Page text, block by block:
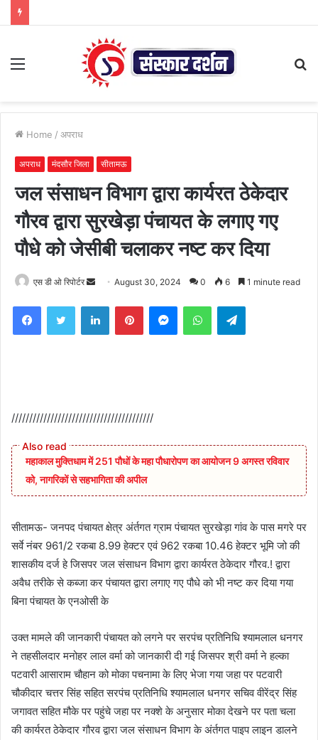
Menu
Home / अपराध
अपराध मंदसौर जिला सीतामऊ
जल संसाधन विभाग द्वारा कार्यरत ठेकेदार
गौरव द्वारा सुरखेड़ा पंचायत के लगाए गए
पौधे को जेसीबी चलाकर नष्ट कर दिया
एस डी ओ रिपोर्टर
Send August 30, 2024 0 6 1 minute read
FacebookTwitter LinkedInPinterestMessengerWhatsAppTelegram
////////////////////////////////////////
महाकाल मुक्तिधाम में 251 पौधों के महा पौधारोपण का आयोजन 9 अगस्त रविवार
को, नागरिकों से सहभागिता की अपील
सीतामऊ- जनपद पंचायत क्षेत्र अंर्तगत ग्राम पंचायत सुरखेड़ा गांव के पास मगरे पर
सर्वे नंबर 961/2 रकबा 8.99 हेक्टर एवं 962 रकबा 10.46 हेक्टर भूमि जो की
शासकीय दर्ज हे जिसपर जल संसाधन विभाग द्वारा कार्यरत ठेकेदार गौरव.! द्वारा
अवैध तरीके से कब्जा कर पंचायत द्वारा लगाए गए पौधे को भी नष्ट कर दिया गया
बिना पंचायत के एनओसी के
उक्त मामले की जानकारी पंचायत को लगने पर सरपंच प्रतिनिधि श्यामलाल धनगर
ने तहसीलदार मनोहर लाल वर्मा को जानकारी दी गई जिसपर श्री वर्मा ने हल्का
पटवारी आसाराम चौहान को मोका पचनामा के लिए भेजा गया जहा पर पटवारी
चौकीदार चत्तर सिंह सहित सरपंच प्रतिनिधि श्यामलाल धनगर सचिव वीरेंद्र सिंह
जगावत सहित मौके पर पहुंचे जहा पर नक्शे के अनुसार मोका देखने पर पता चला
की कार्यरत ठेकेदार गौरव द्वारा जल संसाधन विभाग के अंर्तगत पाइप लाइन डालने